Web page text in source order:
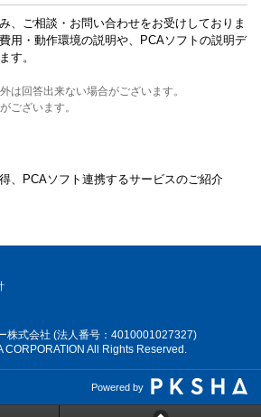
、ご相談・お問い合わせをお受けしておりま
用・動作環境の説明や、PCAソフトの説明デ
す。
は回答出来ない場合がございます。
ございます。
、PCAソフト連携するサービスのご紹介
株式会社 (法人番号：4010001027327)
CORPORATION All Rights Reserved.
Powered by